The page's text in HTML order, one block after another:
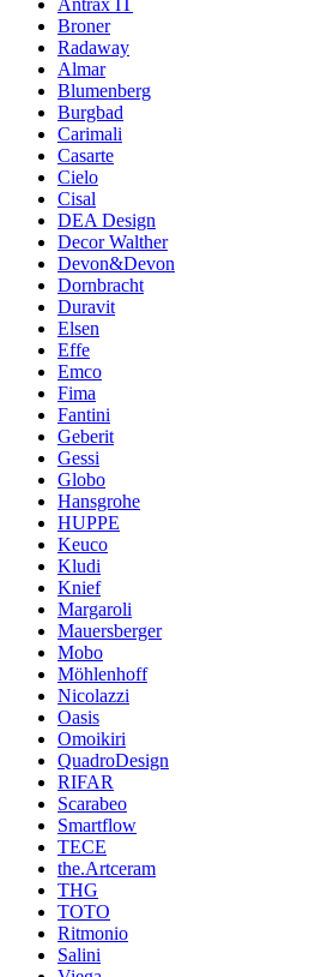
Antrax IT
Broner
Radaway
Almar
Blumenberg
Burgbad
Carimali
Casarte
Cielo
Cisal
DEA Design
Decor Walther
Devon&Devon
Dornbracht
Duravit
Elsen
Effe
Emco
Fima
Fantini
Geberit
Gessi
Globo
Hansgrohe
HUPPE
Keuco
Kludi
Knief
Margaroli
Mauersberger
Mobo
Möhlenhoff
Nicolazzi
Oasis
Omoikiri
QuadroDesign
RIFAR
Scarabeo
Smartflow
TECE
the.Artceram
THG
TOTO
Ritmonio
Salini